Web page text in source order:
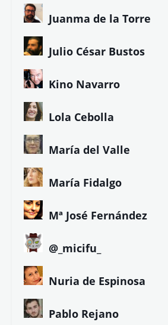
Juanma de la Torre
Julio César Bustos
Kino Navarro
Lola Cebolla
María del Valle
María Fidalgo
Mª José Fernández
@_micifu_
Nuria de Espinosa
Pablo Rejano